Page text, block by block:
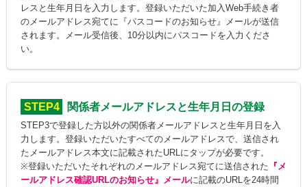
レスと生年月日を入力します。登録いただいた加入Web手続き者
のメールアドレス宛てに『パスコードのお知らせ』メールが送信
されます。メール受信後、10分以内にパスコードを入力くださ
い。
STEP4 関係者メールアドレスと生年月日の登録
STEP3で登録した方以外の関係者メールアドレスと生年月日を入
力します。登録いただいたすべてのメールアドレスで、送信され
たメールアドレス本文に記載されたURLにタップが必要です。
※登録いただいたそれぞれのメールアドレス宛てに送信された 『メ
ールアドレス確認URLのお知らせ』メールに記載のURLを24時間